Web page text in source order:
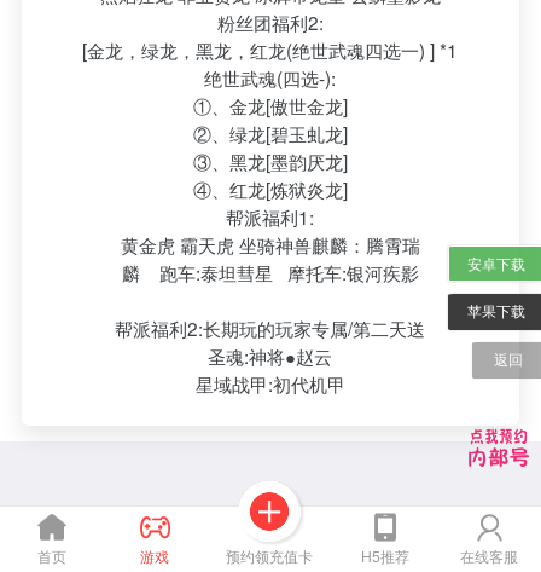
首页 游戏 预约领充值卡 H5推荐 在线客服
安卓下载
苹果下载
返回
粉丝团福利2:
[金龙，绿龙，黑龙，红龙(绝世武魂四选一) ] *1
绝世武魂(四选-):
①、金龙[傲世金龙]
②、绿龙[碧玉虬龙]
③、黑龙[墨韵厌龙]
④、红龙[炼狱炎龙]
帮派福利1:
黄金虎 霸天虎 坐骑神兽麒麟：腾霄瑞
麟 跑车:泰坦彗星 摩托车:银河疾影
帮派福利2:长期玩的玩家专属/第二天送
圣魂:神将●赵云
星域战甲:初代机甲